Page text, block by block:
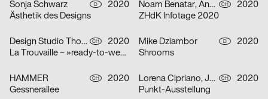
Sonja Schwarz D
2020
Ästhetik des Designs
Noam Benatar, Anamaria Fernandez, Vilté Jurgutyté, Keller Samara CH
2020
ZHdK Infotage 2020
Design Studio Thom Pfister CH
2020
La Trouvaille – »ready-to-wear«
Mike Dziambor D
2020
Shrooms
HAMMER CH
2020
Gessnerallee
Lorena Cipriano, Julia Hoogkamer CH
2020
Punkt-Ausstellung